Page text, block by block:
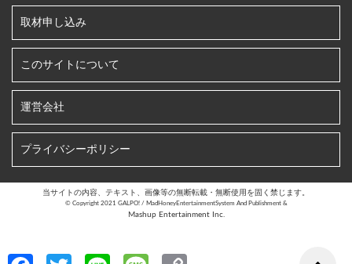
取材申し込み
このサイトについて
運営会社
プライバシーポリシー
当サイトの内容、テキスト、画像等の無断転載・無断使用を固く禁じます。
©︎ Copyright 2021 GALPO! / MadHoneyEntertainmentSystem And Publishment &
Mashup Entertainment Inc.